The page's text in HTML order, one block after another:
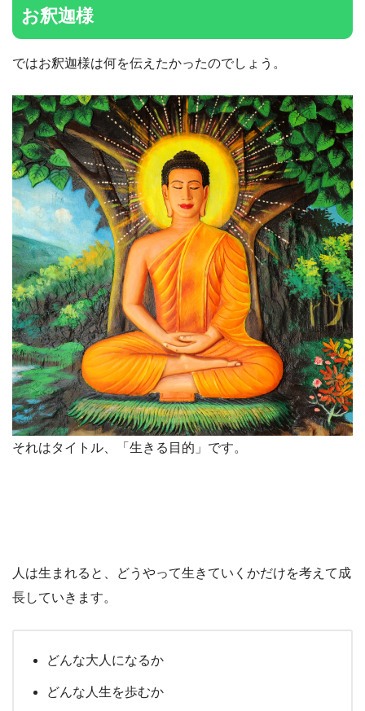
お釈迦様
ではお釈迦様は何を伝えたかったのでしょう。
それはタイトル、「生きる目的」です。
人は生まれると、どうやって生きていくかだけを考えて成
長していきます。
どんな大人になるか
どんな人生を歩むか